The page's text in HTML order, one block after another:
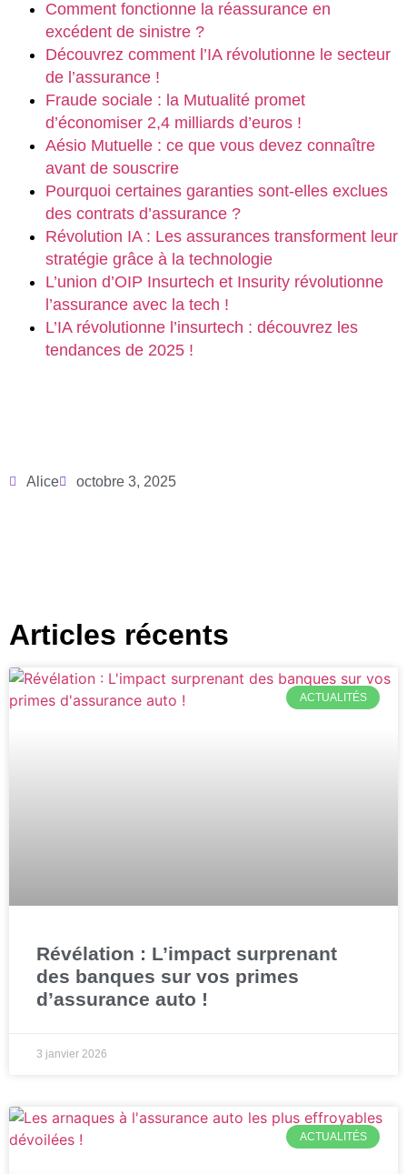
Comment fonctionne la réassurance en
excédent de sinistre ?
Découvrez comment l’IA révolutionne le secteur
de l’assurance !
Fraude sociale : la Mutualité promet
d’économiser 2,4 milliards d’euros !
Aésio Mutuelle : ce que vous devez connaître
avant de souscrire
Pourquoi certaines garanties sont-elles exclues
des contrats d’assurance ?
Révolution IA : Les assurances transforment leur
stratégie grâce à la technologie
L’union d’OIP Insurtech et Insurity révolutionne
l’assurance avec la tech !
L’IA révolutionne l’insurtech : découvrez les
tendances de 2025 !
Alice octobre 3, 2025
Articles récents
ACTUALITÉS
Révélation : L’impact surprenant
des banques sur vos primes
d’assurance auto !
3 janvier 2026
ACTUALITÉS